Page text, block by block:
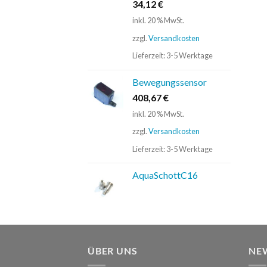
34,12€
inkl. 20 % MwSt.
zzgl.Versandkosten
Lieferzeit:3-5 Werktage
Bewegungssensor
408,67€
inkl. 20 % MwSt.
zzgl.Versandkosten
Lieferzeit:3-5 Werktage
AquaSchottC16
ÜBER UNS